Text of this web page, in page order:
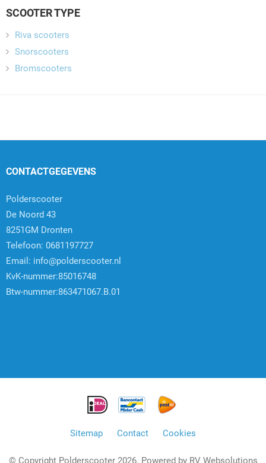
SCOOTER TYPE
Riva scooters
Snorscooters
Bromscooters
CONTACTGEGEVENS
Polderscooter
De Noord 43
8251GM Dronten
Telefoon: 0681197727
Email: info@polderscooter.nl
KvK-nummer:85016748
Btw-nummer:863471067.B.01
Sitemap Contact Cookies
© Copyright Polderscooter 2026. Powered by RV Websolutions